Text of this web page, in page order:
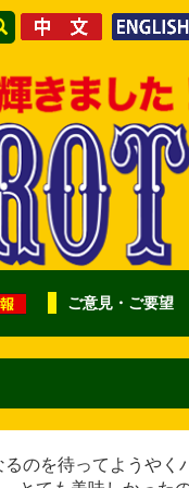
ご意見・ご要望
を待ってようやく